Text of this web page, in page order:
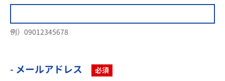
例）09012345678
- メールアドレス 必須